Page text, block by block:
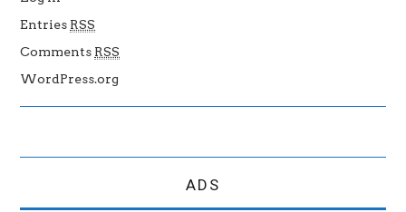
Entries RSS
Comments RSS
WordPress.org
ADS